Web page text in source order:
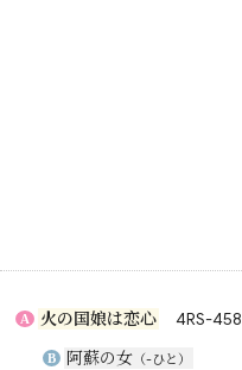
A 火の国娘は恋心 4RS-458
B 阿蘇の女（-ひと）